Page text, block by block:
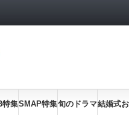
特集SMAP特集旬のドラマ結婚式